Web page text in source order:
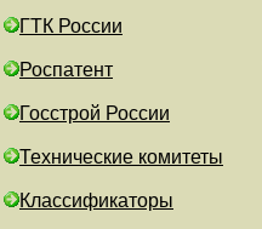
ГТК России
Роспатент
Госстрой России
Технические комитеты
Классификаторы